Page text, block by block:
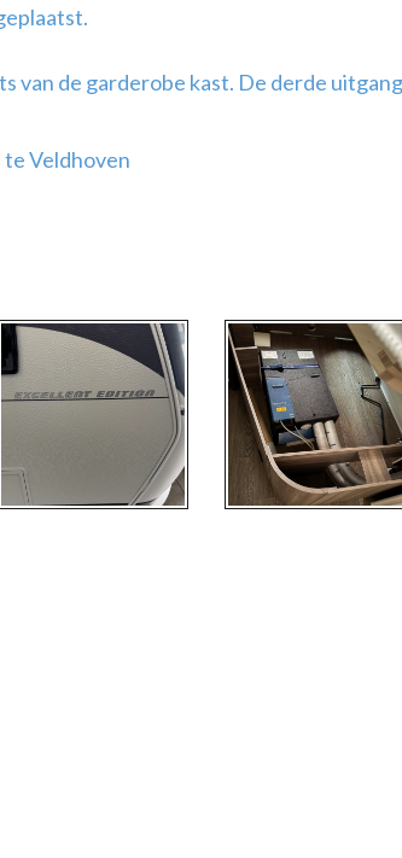
van de garderobe kast. De derde
te Veldhoven